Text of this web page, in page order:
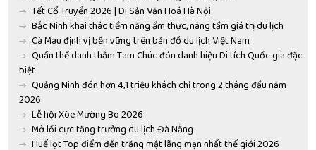
Tết Cổ Truyền 2026 | Di Sản Văn Hoá Hà Nội
Bắc Ninh khai thác tiềm năng ẩm thực, nâng tầm giá trị du lịch
Cà Mau định vị bền vững trên bản đồ du lịch Việt Nam
Quần thể danh thắm Tam Chúc đón danh hiệu Di tích Quốc gia đặc
biệt
Quảng Ninh đón hơn 4,1 triệu khách chỉ trong 2 tháng đầu năm
2026
Lễ hội Xòe Mường Bo 2026
Mở lối cực tăng trưởng du lịch Đà Nẵng
Huế lọt Top điểm đến trăng mật lãng mạn nhất thế giới 2026